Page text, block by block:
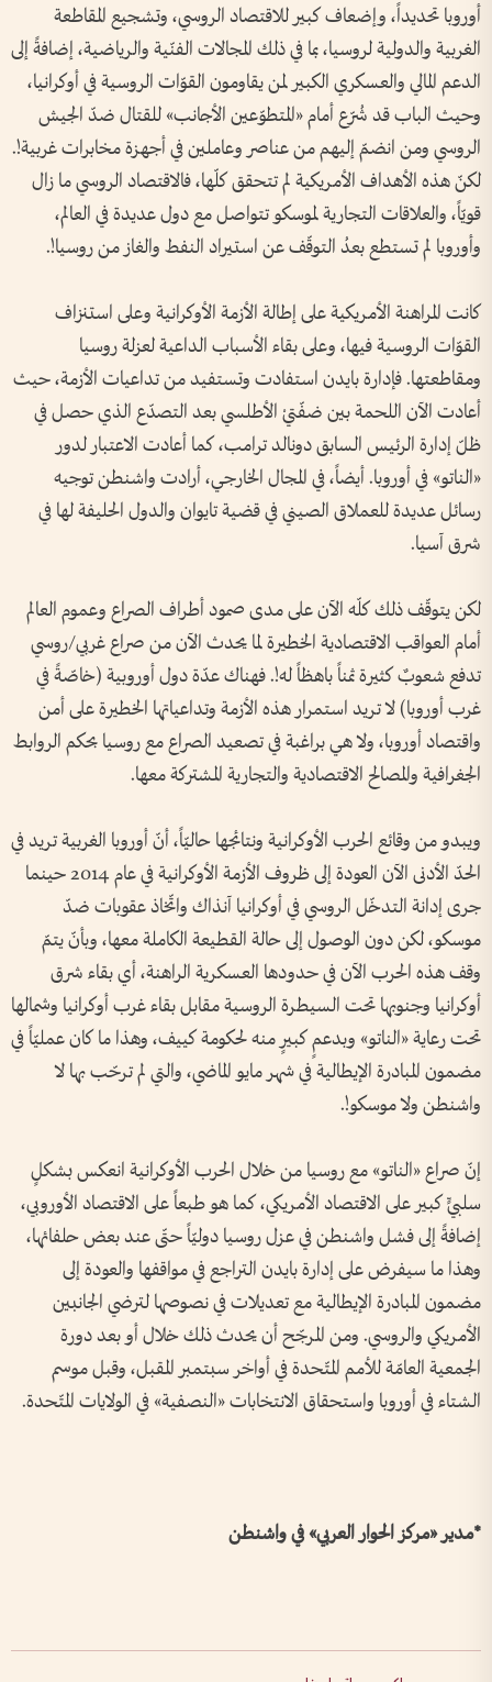
أوروبا تحديداً، وإضعاف كبير للاقتصاد الروسي، وتشجيع المقاطعة
الغربية والدولية لروسيا، بما في ذلك المجالات الفنّية والرياضية، إضافةً إلى
الدعم المالي والعسكري الكبير لمن يقاومون القوّات الروسية في أوكرانيا،
وحيث الباب قد شُرّع أمام «المتطوّعين الأجانب» للقتال ضدّ الجيش
الروسي ومن انضمّ إليهم من عناصر وعاملين في أجهزة مخابرات غربية!.
لكنّ هذه الأهداف الأمريكية لم تتحقق كلّها، فالاقتصاد الروسي ما زال
قويّاً، والعلاقات التجارية لموسكو تتواصل مع دول عديدة في العالم،
وأوروبا لم تستطع بعدُ التوقّف عن استيراد النفط والغاز من روسيا!.
كانت المراهنة الأمريكية على إطالة الأزمة الأوكرانية وعلى استنزاف
القوّات الروسية فيها، وعلى بقاء الأسباب الداعية لعزلة روسيا
ومقاطعتها. فإدارة بايدن استفادت وتستفيد من تداعيات الأزمة، حيث
أعادت الآن اللحمة بين ضفّتيْ الأطلسي بعد التصدّع الذي حصل في
ظلّ إدارة الرئيس السابق دونالد ترامب، كما أعادت الاعتبار لدور
«الناتو» في أوروبا. أيضاً، في المجال الخارجي، أرادت واشنطن توجيه
رسائل عديدة للعملاق الصيني في قضية تايوان والدول الحليفة لها في
شرق آسيا.
لكن يتوقّف ذلك كلّه الآن على مدى صمود أطراف الصراع وعموم العالم
أمام العواقب الاقتصادية الخطيرة لما يحدث الآن من صراع غربي/‏روسي
تدفع شعوبٌ كثيرة ثمناً باهظاً له!. فهناك عدّة دول أوروبية (خاصّةً في
غرب أوروبا) لا تريد استمرار هذه الأزمة وتداعياتها الخطيرة على أمن
واقتصاد أوروبا، ولا هي براغبة في تصعيد الصراع مع روسيا بحكم الروابط
الجغرافية والمصالح الاقتصادية والتجارية المشتركة معها.
ويبدو من وقائع الحرب الأوكرانية ونتائجها حاليّاً، أنّ أوروبا الغربية تريد في
الحدّ الأدنى الآن العودة إلى ظروف الأزمة الأوكرانية في عام 2014 حينما
جرى إدانة التدخّل الروسي في أوكرانيا آنذاك واتّخاذ عقوبات ضدّ
موسكو، لكن دون الوصول إلى حالة القطيعة الكاملة معها، وبأنّ يتمّ
وقف هذه الحرب الآن في حدودها العسكرية الراهنة، أي بقاء شرق
أوكرانيا وجنوبها تحت السيطرة الروسية مقابل بقاء غرب أوكرانيا وشمالها
تحت رعاية «الناتو» وبدعمٍ كبيرٍ منه لحكومة كييف، وهذا ما كان عمليّاً في
مضمون المبادرة الإيطالية في شهر مايو الماضي، والتي لم ترحّب بها لا
واشنطن ولا موسكو!.
إنّ صراع «الناتو» مع روسيا من خلال الحرب الأوكرانية انعكس بشكلٍ
سلبيٍّ كبير على الاقتصاد الأمريكي، كما هو طبعاً على الاقتصاد الأوروبي،
إضافةً إلى فشل واشنطن في عزل روسيا دوليّاً حتّى عند بعض حلفائها،
وهذا ما سيفرض على إدارة بايدن التراجع في مواقفها والعودة إلى
مضمون المبادرة الإيطالية مع تعديلات في نصوصها لترضي الجانبين
الأمريكي والروسي. ومن المرجّح أن يحدث ذلك خلال أو بعد دورة
الجمعية العامّة للأمم المتّحدة في أواخر سبتمبر المقبل، وقبل موسم
الشتاء في أوروبا واستحقاق الانتخابات «النصفية» في الولايات المتّحدة.
*مدير «مركز الحوار العربي» في واشنطن